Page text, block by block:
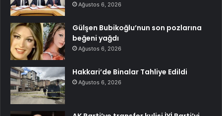
Ağustos 6, 2026
Gülşen Bubikoğlu’nun son pozlarına
beğeni yağdı
Ağustos 6, 2026
Hakkari’de Binalar Tahliye Edildi
Ağustos 6, 2026